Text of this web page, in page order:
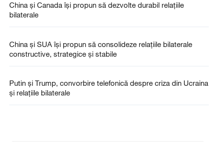
China și Canada își propun să dezvolte durabil relațiile
bilaterale
China și SUA își propun să consolideze relațiile bilaterale
constructive, strategice și stabile
Putin și Trump, convorbire telefonică despre criza din Ucraina
și relațiile bilaterale